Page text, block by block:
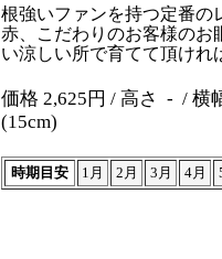
根強いファンを持つ定番の
赤、こだわりのお客様のお
い涼しい所で育てて頂けれ
価格 2,625円 / 高さ - /
(15cm)
時期目安 1月 2月 3月 4月